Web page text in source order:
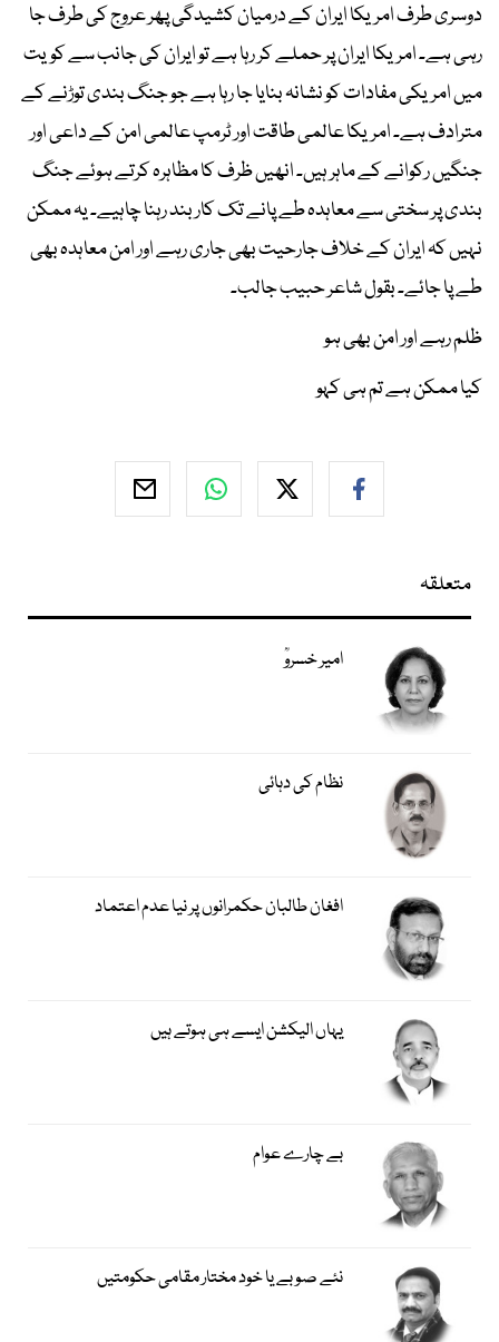
دوسری طرف امریکا ایران کے درمیان کشیدگی پھر عروج کی طرف جا
رہی ہے۔ امریکا ایران پر حملے کر رہا ہے تو ایران کی جانب سے کویت
میں امریکی مفادات کو نشانہ بنایا جا رہا ہے جو جنگ بندی توڑنے کے
مترادف ہے۔ امریکا عالمی طاقت اور ٹرمپ عالمی امن کے داعی اور
جنگیں رکوانے کے ماہر ہیں۔ انھیں ظرف کا مظاہرہ کرتے ہوئے جنگ
بندی پر سختی سے معاہدہ طے پانے تک کاربند رہنا چاہیے۔ یہ ممکن
نہیں کہ ایران کے خلاف جارحیت بھی جاری رہے اور امن معاہدہ بھی
طے پا جائے۔ بقول شاعر حبیب جالب۔
ظلم رہے اور امن بھی ہو
کیا ممکن ہے تم ہی کہو
متعلقہ
امیر خسروؒ
نظام کی دہائی
افغان طالبان حکمرانوں پر نیا عدم اعتماد
یہاں الیکشن ایسے ہی ہوتے ہیں
بے چارے عوام
نئے صوبے یا خود مختار مقامی حکومتیں